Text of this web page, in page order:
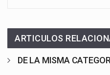
ARTICULOS
DE LA MISMA